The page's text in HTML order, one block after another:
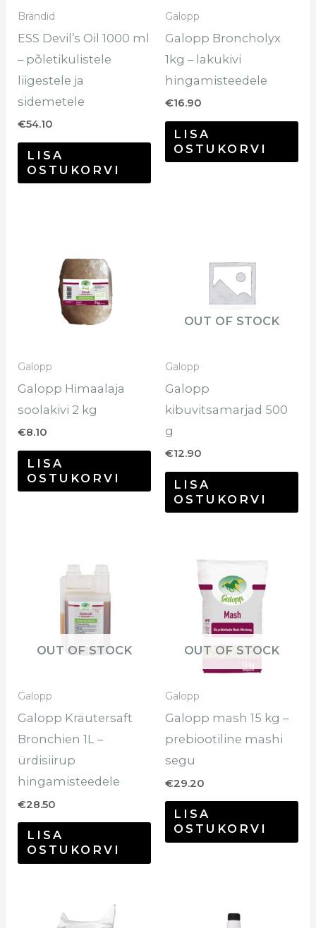
Brändid
ESS Devil’s Oil 1000 ml
– põletikulistele
liigestele ja
sidemetele
€54.10
LISA
OSTUKORVI
Galopp
Galopp Broncholyx
1kg – lakukivi
hingamisteedele
€16.90
LISA
OSTUKORVI
Galopp
Galopp Himaalaja
soolakivi 2 kg
€8.10
LISA
OSTUKORVI
OUT OF STOCK
Galopp
Galopp
kibuvitsamarjad 500
g
€12.90
LISA
OSTUKORVI
OUT OF STOCK
Galopp
Galopp Kräutersaft
Bronchien 1L –
ürdisiirup
hingamisteedele
€28.50
LISA
OSTUKORVI
OUT OF STOCK
Galopp
Galopp mash 15 kg –
prebiootiline mashi
segu
€29.20
LISA
OSTUKORVI